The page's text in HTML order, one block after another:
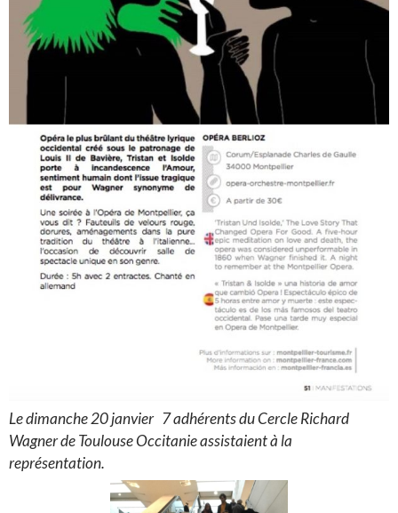
Le dimanche 20 janvier 7 adhérents du Cercle Richard
Wagner de Toulouse Occitanie assistaient à la
représentation.